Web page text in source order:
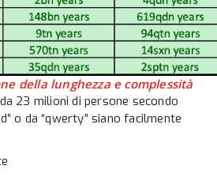
della lunghezza e complessità
23 milioni di persone secondo
o da “qwerty” siano facilmente